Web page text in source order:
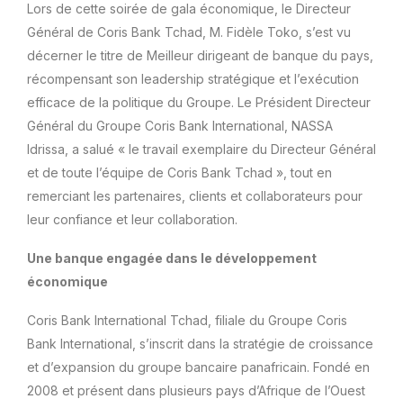
Lors de cette soirée de gala économique, le Directeur
Général de Coris Bank Tchad, M. Fidèle Toko, s’est vu
décerner le titre de Meilleur dirigeant de banque du pays,
récompensant son leadership stratégique et l’exécution
efficace de la politique du Groupe. Le Président Directeur
Général du Groupe Coris Bank International, NASSA
Idrissa, a salué « le travail exemplaire du Directeur Général
et de toute l’équipe de Coris Bank Tchad », tout en
remerciant les partenaires, clients et collaborateurs pour
leur confiance et leur collaboration.
Une banque engagée dans le développement
économique
Coris Bank International Tchad, filiale du Groupe Coris
Bank International, s’inscrit dans la stratégie de croissance
et d’expansion du groupe bancaire panafricain. Fondé en
2008 et présent dans plusieurs pays d’Afrique de l’Ouest